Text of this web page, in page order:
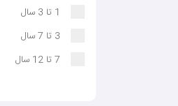
1 تا 3 سال
3 تا 7 سال
7 تا 12 سال